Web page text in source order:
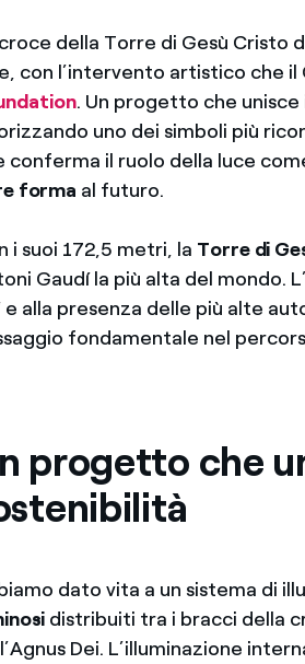
della Torre di Gesù Cristo
con l’intervento artistico che
. Un progetto che
uno dei simboli più
conferma il ruolo della luce
forma al futuro.
i suoi 172,5 metri, la Torre di
Gaudí la più alta del mondo.
e alla presenza delle più alte
fondamentale nel
progetto che
dato vita a un sistema di
distribuiti tra i bracci della
Dei. L’illuminazione